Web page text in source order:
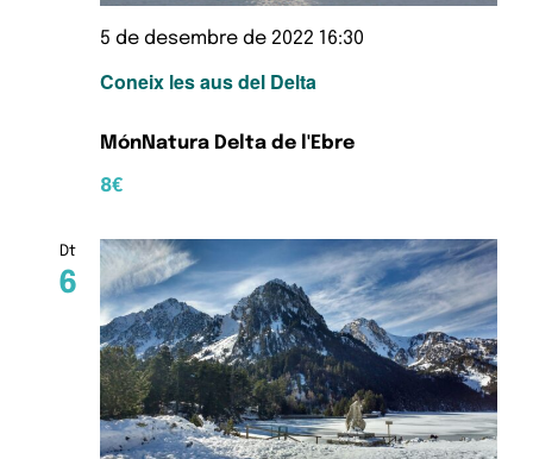
Coneix les aus del Delta
5 de desembre de 2022 16:30
MónNatura Delta de l'Ebre
8€
Dt
6